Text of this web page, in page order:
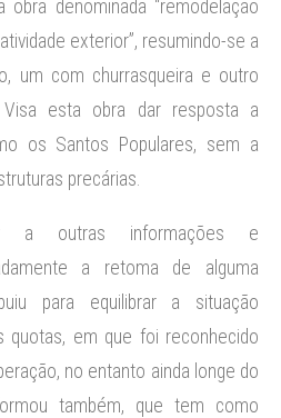
denominada “remodelação
exterior”, resumindo-se a
um com churrasqueira e outro
esta obra dar resposta a
os Santos Populares, sem a
precárias.
a outras informações e
a retoma de alguma
para equilibrar a situação
quotas, em que foi reconhecido
no entanto ainda longe do
também, que tem como